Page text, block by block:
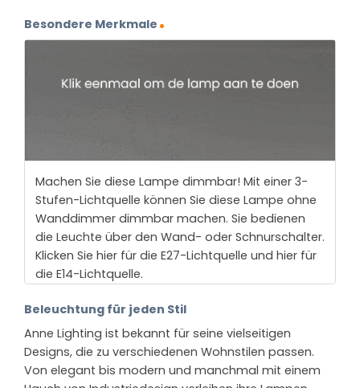
Besondere Merkmale
Machen Sie diese Lampe dimmbar! Mit einer 3-
Stufen-Lichtquelle können Sie diese Lampe ohne
Wanddimmer dimmbar machen. Sie bedienen
die Leuchte über den Wand- oder Schnurschalter.
Klicken Sie hier für die E27-Lichtquelle und hier für
die E14-Lichtquelle.
Beleuchtung für jeden Stil
Anne Lighting ist bekannt für seine vielseitigen
Designs, die zu verschiedenen Wohnstilen passen.
Von elegant bis modern und manchmal mit einem